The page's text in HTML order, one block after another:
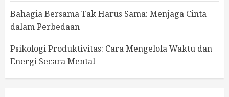
Bahagia Bersama Tak Harus Sama: Menjaga Cinta
dalam Perbedaan
Psikologi Produktivitas: Cara Mengelola Waktu dan
Energi Secara Mental